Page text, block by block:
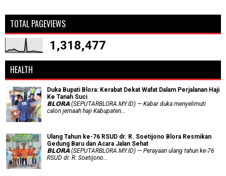
TOTAL PAGEVIEWS
1,318,477
HEALTH
Duka Bupati Blora: Kerabat Dekat Wafat Dalam Perjalanan Haji
Ke Tanah Suci
𝗕𝗟𝗢𝗥𝗔 (SEPUTARBLORA.MY.ID) — Kabar duka menyelimuti
calon jemaah haji Kabupaten...
Ulang Tahun ke-76 RSUD dr. R. Soetijono Blora Resmikan
Gedung Baru dan Acara Jalan Sehat
𝗕𝗟𝗢𝗥𝗔 (SEPUTARBLORA.MY.ID) — Perayaan ulang tahun ke-76
RSUD dr. R. Soetijono...